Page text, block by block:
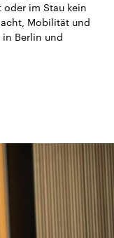
oder im Stau kein
Mobilität und
in Berlin und